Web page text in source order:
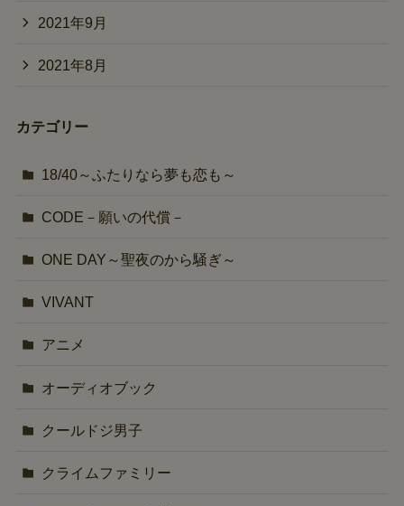
2021年9月
2021年8月
カテゴリー
18/40～ふたりなら夢も恋も～
CODE－願いの代償－
ONE DAY～聖夜のから騒ぎ～
VIVANT
アニメ
オーディオブック
クールドジ男子
クライムファミリー